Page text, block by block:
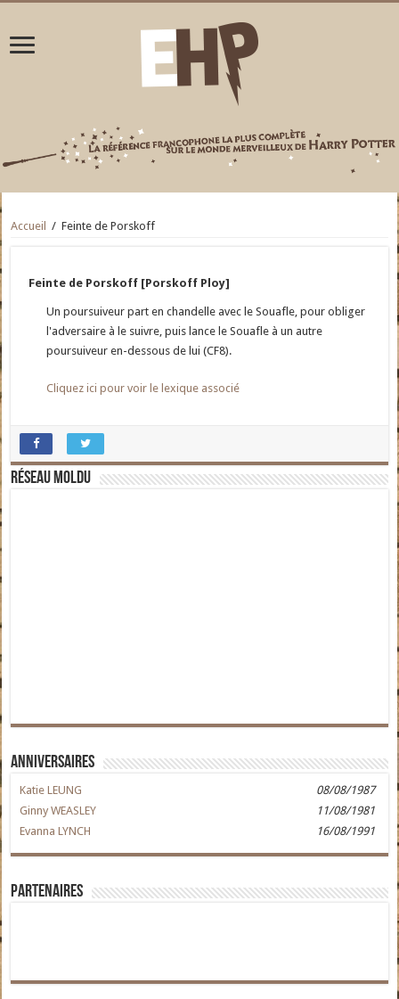
Accueil / Feinte de Porskoff
Feinte de Porskoff [Porskoff Ploy]
Un poursuiveur part en chandelle avec le Souafle, pour obliger
l'adversaire à le suivre, puis lance le Souafle à un autre
poursuiveur en-dessous de lui (CF8).
Cliquez ici pour voir le lexique associé
Réseau moldu
Anniversaires
Katie LEUNG
08/08/1987
Ginny WEASLEY
11/08/1981
Evanna LYNCH
16/08/1991
Partenaires